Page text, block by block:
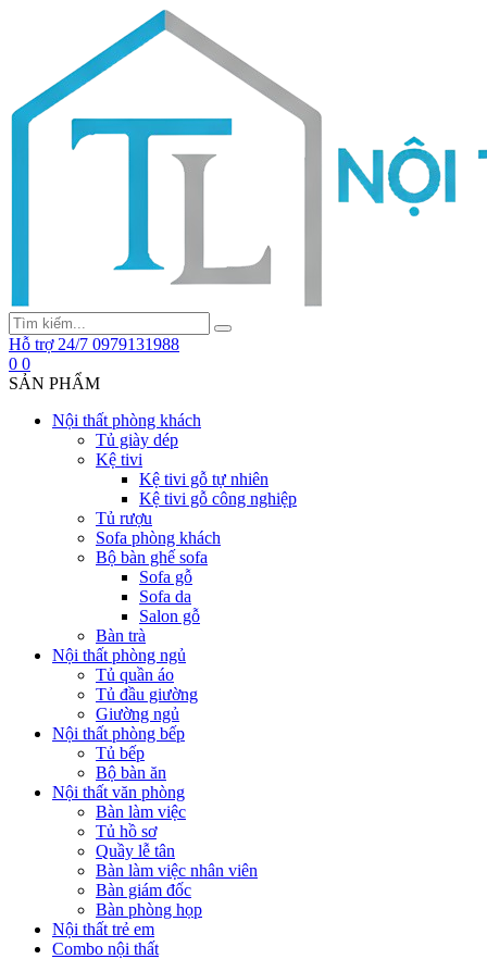
Hỗ trợ 24/7 0979131988
0 0
SẢN PHẨM
Nội thất phòng khách
Tủ giày dép
Kệ tivi
Kệ tivi gỗ tự nhiên
Kệ tivi gỗ công nghiệp
Tủ rượu
Sofa phòng khách
Bộ bàn ghế sofa
Sofa gỗ
Sofa da
Salon gỗ
Bàn trà
Nội thất phòng ngủ
Tủ quần áo
Tủ đầu giường
Giường ngủ
Nội thất phòng bếp
Tủ bếp
Bộ bàn ăn
Nội thất văn phòng
Bàn làm việc
Tủ hồ sơ
Quầy lễ tân
Bàn làm việc nhân viên
Bàn giám đốc
Bàn phòng họp
Nội thất trẻ em
Combo nội thất